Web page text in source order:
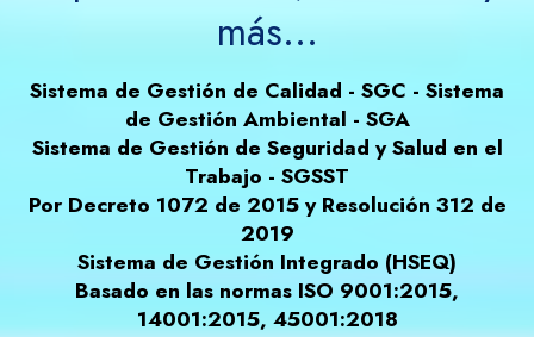
más...
Sistema de Gestión de Calidad - SGC - Sistema
de Gestión Ambiental - SGA
Sistema de Gestión de Seguridad y Salud en el
Trabajo - SGSST
Por Decreto 1072 de 2015 y Resolución 312 de
2019
Sistema de Gestión Integrado (HSEQ)
Basado en las normas ISO 9001:2015,
14001:2015, 45001:2018